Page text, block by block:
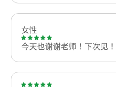
女性
今天也谢谢老师！下次见！